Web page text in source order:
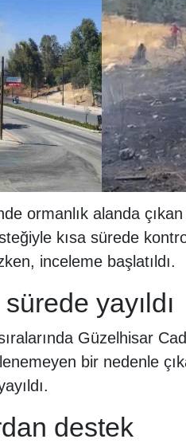
ormanlık alanda
kısa sürede
inceleme başlatıldı.
yayıldı
Güzelhisar
bir nedenle
destek